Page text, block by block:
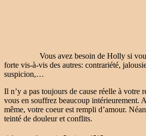
Vous avez besoin de Holly si
forte vis-à-vis des autres: contrariété,
suspicion,…
Il n’y a pas toujours de cause réelle à votre
vous en souffrez beaucoup intérieurement.
même, votre coeur est rempli d’amour.
teinté de douleur et conflits.